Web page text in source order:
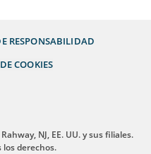
RESPONSABILIDAD
COOKIES
NJ, EE. UU. y sus filiales.
los derechos.